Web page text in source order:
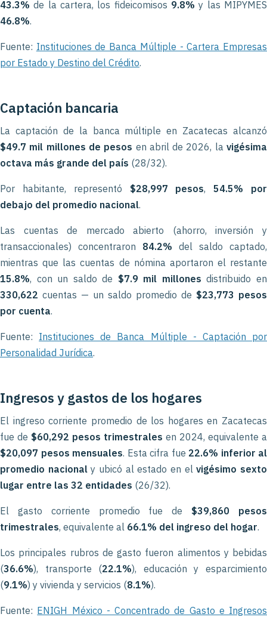
43.3% de la cartera, los fideicomisos 9.8% y las MIPYMES
46.8%.
Fuente: Instituciones de Banca Múltiple - Cartera Empresas
por Estado y Destino del Crédito.
Captación bancaria
La captación de la banca múltiple en Zacatecas alcanzó
$49.7 mil millones de pesos en abril de 2026, lavigésima
octava más grande del país (28/32).
Por habitante, representó $28,997 pesos,54.5% por
debajo del promedio nacional.
Las cuentas de mercado abierto (ahorro, inversión y
transaccionales) concentraron 84.2% del saldo captado,
mientras que las cuentas de nómina aportaron el restante
15.8%, con un saldo de $7.9 mil millones distribuido en
330,622 cuentas — un saldo promedio de $23,773 pesos
por cuenta.
Fuente: Instituciones de Banca Múltiple - Captación por
Personalidad Jurídica.
Ingresos y gastos de los hogares
El ingreso corriente promedio de los hogares en Zacatecas
fue de $60,292 pesos trimestrales en 2024, equivalente a
$20,097 pesos mensuales. Esta cifra fue 22.6% inferior al
promedio nacionaly ubicó al estado en elvigésimo sexto
lugar entre las 32 entidades (26/32).
El gasto corriente promedio fue de $39,860 pesos
trimestrales, equivalente al 66.1% del ingreso del hogar.
Los principales rubros de gasto fueron alimentos y bebidas
(36.6%), transporte (22.1%), educación y esparcimiento
(9.1%) y vivienda y servicios (8.1%).
Fuente: ENIGH México - Concentrado de Gasto e Ingresos